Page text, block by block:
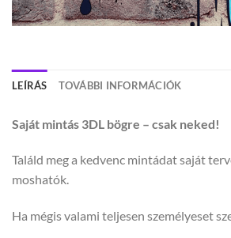
LEÍRÁS TOVÁBBI INFORMÁCIÓK
Saját mintás 3DL bögre – csak neked!
Találd meg a kedvenc mintádat saját
moshatók.
Ha mégis valami teljesen személyeset